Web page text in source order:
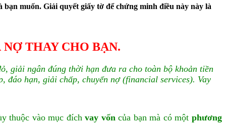
muốn. Giải quyết giấy tờ để chứng minh điều này này là
THAY CHO BẠN.
giải ngân đúng thời hạn đưa ra cho toàn bộ khoản tiền
đáo hạn, giải chấp, chuyển nợ (financial services). Vay
thuộc vào mục đíchvay vốn của bạn mà có mộtphương